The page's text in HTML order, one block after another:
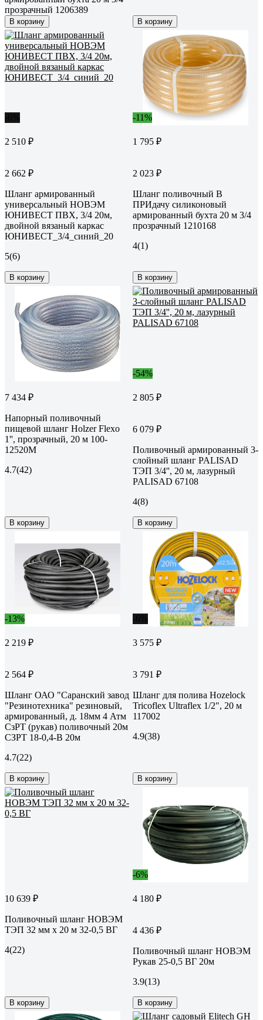
прозрачный 1206389
В корзину В корзину
2 510 ₽
2 662 ₽
Шланг армированный
универсальный НОВЭМ
ЮНИВЕСТ ПВХ, 3/4 20м,
двойной вязаный каркас
ЮНИВЕСТ_3/4_синий_20
5(6)
В корзину
-11%
1 795 ₽
2 023 ₽
Шланг поливочный В
ПРИдачу силиконовый
армированный бухта 20 м 3/4
прозрачный 1210168
4(1)
В корзину
7 434 ₽
Напорный поливочный
пищевой шланг Holzer Flexo
1'', прозрачный, 20 м 100-
12520M
4.7(42)
В корзину
-54%
2 805 ₽
6 079 ₽
Поливочный армированный 3-
слойный шланг PALISAD
ТЭП 3/4'', 20 м, лазурный
PALISAD 67108
4(8)
В корзину
-13%
2 219 ₽
2 564 ₽
Шланг ОАО "Саранский завод
"Резинотехника" резиновый,
армированный, д. 18мм 4 Атм
СзРТ (рукав) поливочный 20м
СЗРТ 18-0,4-В 20м
4.7(22)
В корзину
3 575 ₽
3 791 ₽
Шланг для полива Hozelock
Tricoflex Ultraflex 1/2", 20 м
117002
4.9(38)
В корзину
10 639 ₽
Поливочный шланг НОВЭМ
ТЭП 32 мм х 20 м 32-0,5 ВГ
4(22)
В корзину
-6%
4 180 ₽
4 436 ₽
Поливочный шланг НОВЭМ
Рукав 25-0,5 ВГ 20м
3.9(13)
В корзину